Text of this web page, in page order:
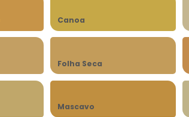
Canoa
Folha Seca
Mascavo